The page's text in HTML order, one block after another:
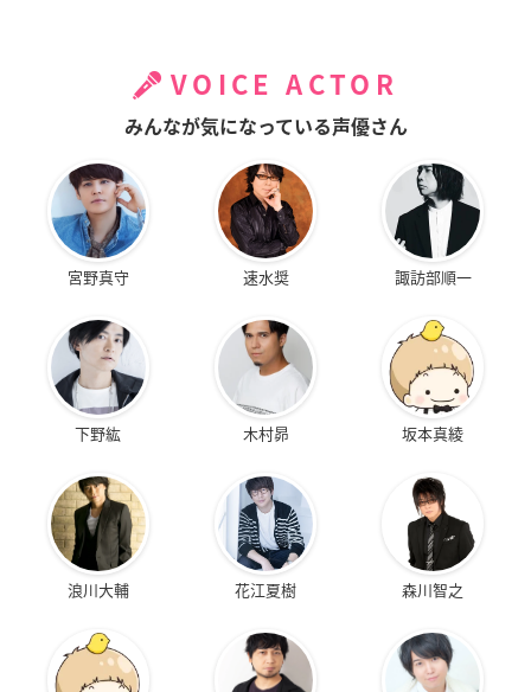
VOICE ACTOR
みんなが気になっている声優さん
宮野真守 速水奨 諏訪部順一
下野紘 木村昴 坂本真綾
浪川大輔 花江夏樹 森川智之